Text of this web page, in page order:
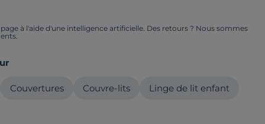
à l'aide d'une intelligence artificielle. Des retours ? Nous sommes
Couvertures Couvre-lits Linge de lit enfant